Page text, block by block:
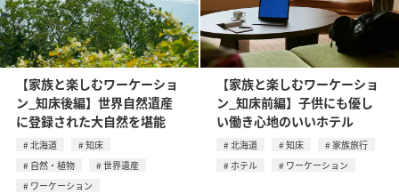
【家族と楽しむワーケーショ
ン_知床後編】世界自然遺産
に登録された大自然を堪能
北海道
知床
自然・植物
世界遺産
ワーケーション
【家族と楽しむワーケーショ
ン_知床前編】子供にも優し
い働き心地のいいホテル
北海道 知床
家族旅行
ホテル
ワーケーション